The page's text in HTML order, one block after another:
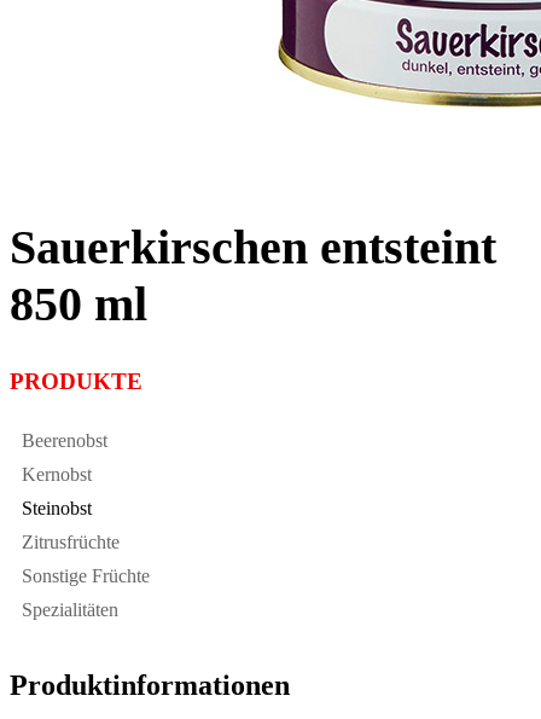
Sauerkirschen entsteint
850 ml
PRODUKTE
Beerenobst
Kernobst
Steinobst
Zitrusfrüchte
Sonstige Früchte
Spezialitäten
Produktinformationen